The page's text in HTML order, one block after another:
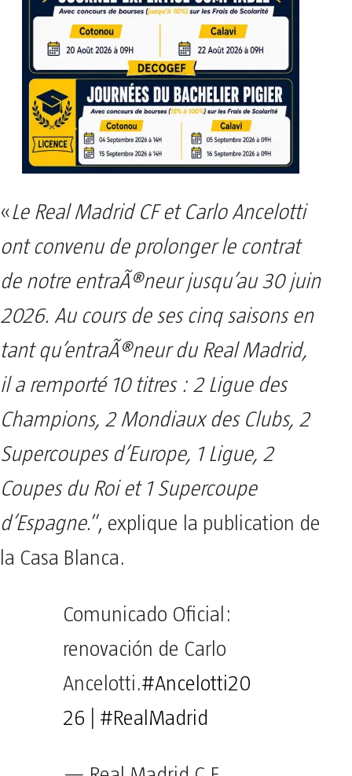
«Le Real Madrid CF et Carlo Ancelotti
ont convenu de prolonger le contrat
de notre entraÃ®neur jusqu’au 30 juin
2026. Au cours de ses cinq saisons en
tant qu’entraÃ®neur du Real Madrid,
il a remporté 10 titres : 2 Ligue des
Champions, 2 Mondiaux des Clubs, 2
Supercoupes d’Europe, 1 Ligue, 2
Coupes du Roi et 1 Supercoupe
d’Espagne.”, explique la publication de
la Casa Blanca.
Comunicado Oficial:
renovación de Carlo
Ancelotti.#Ancelotti20
26
#RealMadrid